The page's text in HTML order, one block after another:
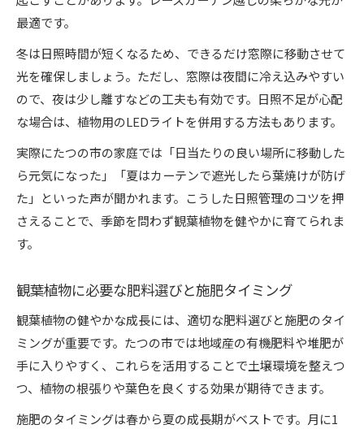
最適です。
冬は日照時間が短くなるため、できるだけ窓際に移動させて
光を確保しましょう。ただし、窓際は夜間に冷え込みやすい
ので、夜は少し離すなどの工夫も有効です。日照不足が心配
な場合は、植物用のLEDライトを併用する方法もあります。
実際にたつの市の家庭では「日当たりの良い場所に移動した
ら元気になった」「夏はカーテンで遮光したら葉焼けが防げ
た」といった声が聞かれます。こうした日照管理のコツを押
さえることで、季節を問わず観葉植物を健やかに育てられま
す。
観葉植物に必要な肥料選びと施肥タイミング
観葉植物の健やかな成長には、適切な肥料選びと施肥のタイ
ミングが重要です。たつの市では地域産の有機肥料や堆肥が
手に入りやすく、これらを活用することで土壌環境を整えつ
つ、植物の根張りや葉色を良くする効果が期待できます。
施肥のタイミングは春から夏の成長期がベストです。月に1